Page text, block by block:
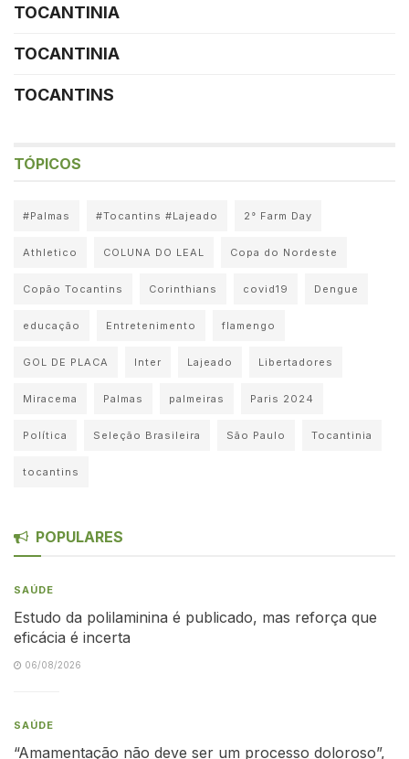
TOCANTINIA
TOCANTINIA
TOCANTINS
TÓPICOS
#Palmas #Tocantins #Lajeado 2° Farm Day
Athletico COLUNA DO LEAL Copa do Nordeste
Copão Tocantins Corinthians covid19 Dengue
educação Entretenimento flamengo
GOL DE PLACA Inter Lajeado Libertadores
Miracema Palmas palmeiras Paris 2024
Política Seleção Brasileira São Paulo Tocantinia
tocantins
POPULARES
SAÚDE
Estudo da polilaminina é publicado, mas reforça que
eficácia é incerta
06/08/2026
SAÚDE
“Amamentação não deve ser um processo doloroso”,